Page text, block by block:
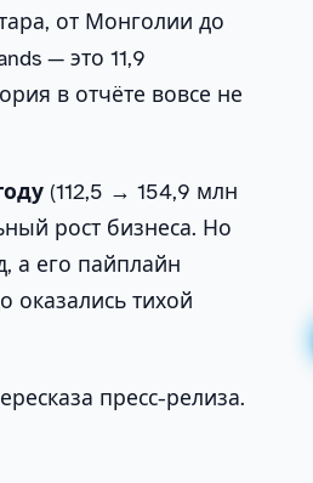
от Монголии до
— это 11,9
в отчёте вовсе не
(112,5 → 154,9 млн
рост бизнеса. Но
а его пайплайн
оказались тихой
пресс-релиза.